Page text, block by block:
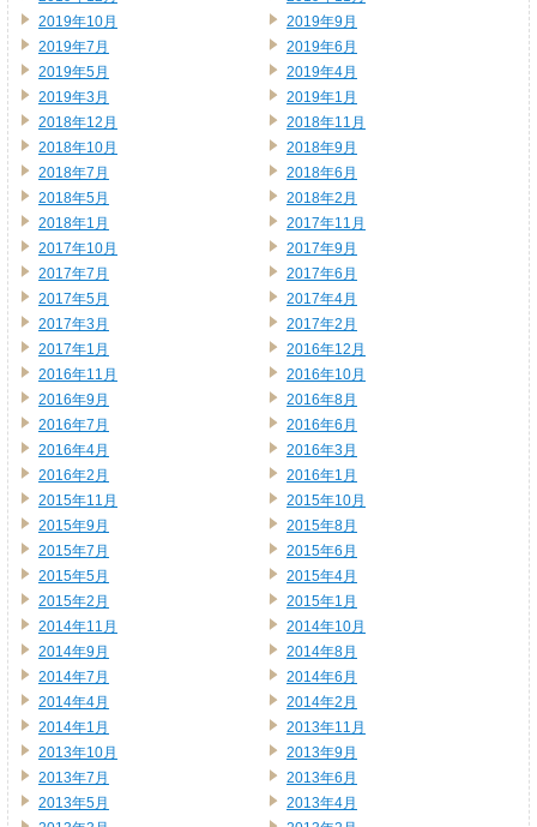
2019年10月
2019年9月
2019年7月
2019年6月
2019年5月
2019年4月
2019年3月
2019年1月
2018年12月
2018年11月
2018年10月
2018年9月
2018年7月
2018年6月
2018年5月
2018年2月
2018年1月
2017年11月
2017年10月
2017年9月
2017年7月
2017年6月
2017年5月
2017年4月
2017年3月
2017年2月
2017年1月
2016年12月
2016年11月
2016年10月
2016年9月
2016年8月
2016年7月
2016年6月
2016年4月
2016年3月
2016年2月
2016年1月
2015年11月
2015年10月
2015年9月
2015年8月
2015年7月
2015年6月
2015年5月
2015年4月
2015年2月
2015年1月
2014年11月
2014年10月
2014年9月
2014年8月
2014年7月
2014年6月
2014年4月
2014年2月
2014年1月
2013年11月
2013年10月
2013年9月
2013年7月
2013年6月
2013年5月
2013年4月